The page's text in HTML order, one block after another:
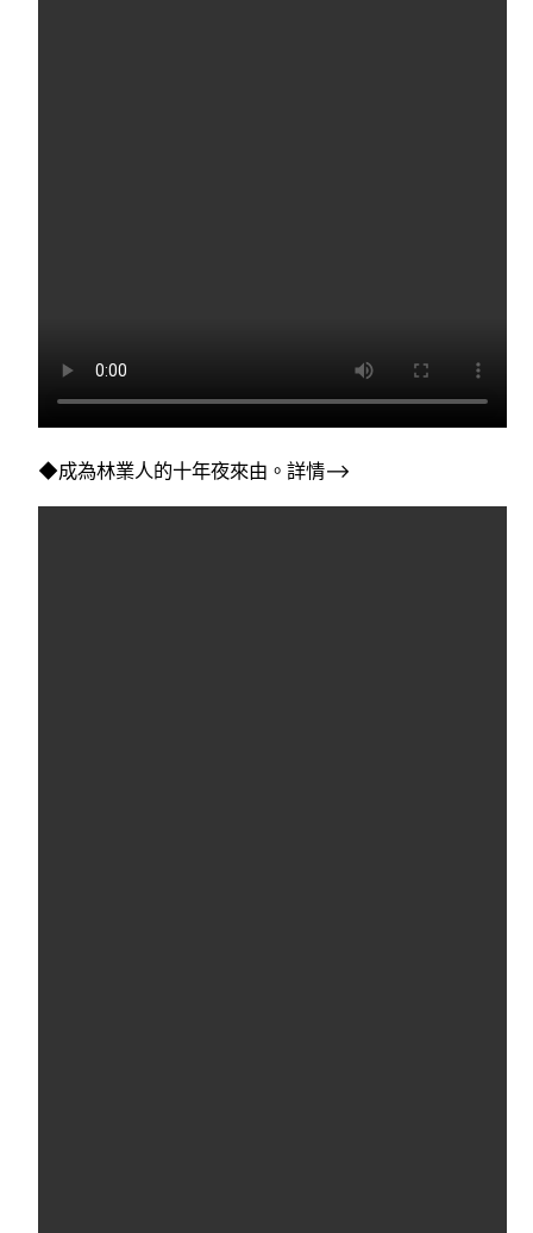
◆成為林業人的十年夜來由。詳情–>